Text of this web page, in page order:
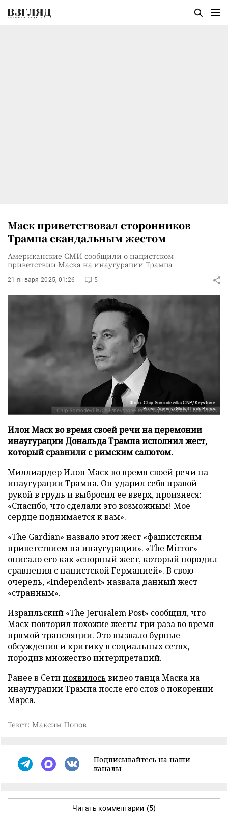
Маск приветствовал сторонников
Трампа скандальным жестом
Американские СМИ сообщили о нацистском
приветствии Маска на инаугурации Трампа
21 января 2025, 01:26 5
Фото: Chip Somodevilla/CNP/Keystone
Press Agency/Global Look Press
Илон Маск во время своей речи на церемонии
инаугурации Дональда Трампа исполнил жест,
который сравнили с римским салютом.
Миллиардер Илон Маск во время своей речи на
инаугурации Трампа. Он ударил себя правой
рукой в грудь и выбросил ее вверх, произнеся:
«Спасибо, что сделали это возможным! Мое
сердце поднимается к вам».
«The Gardian» назвало этот жест «фашистским
приветствием на инаугурации». «The Mirror»
описало его как «спорный жест, который породил
сравнения с нацистской Германией». В свою
очередь, «Independent» назвала данный жест
«странным».
Израильский «The Jerusalem Post» сообщил, что
Маск повторил похожие жесты три раза во время
прямой трансляции. Это вызвало бурные
обсуждения и критику в социальных сетях,
породив множество интерпретаций.
Ранее в Сетипоявилось видео танца Маска на
инаугурации Трампа после его слов о покорении
Марса.
Текст: Максим Попов
Подписывайтесь на наши
каналы
Читать комментарии (5)